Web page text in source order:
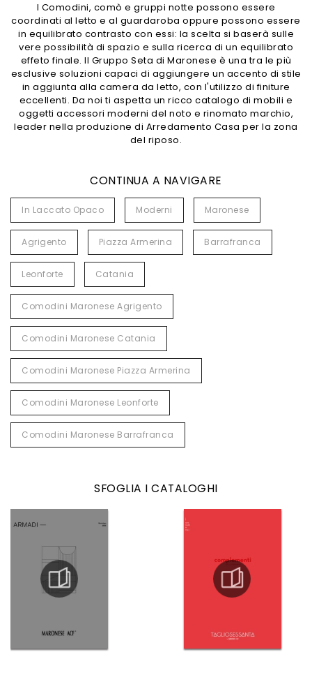
I Comodini, comò e gruppi notte possono essere
coordinati al letto e al guardaroba oppure possono essere
in equilibrato contrasto con essi: la scelta si baserà sulle
vere possibilità di spazio e sulla ricerca di un equilibrato
effeto finale. Il Gruppo Seta di Maronese è una tra le più
esclusive soluzioni capaci di aggiungere un accento di stile
in aggiunta alla camera da letto, con l'utilizzo di finiture
eccellenti. Da noi ti aspetta un ricco catalogo di mobili e
oggetti accessori moderni del noto e rinomato marchio,
leader nella produzione di Arredamento Casa per la zona
del riposo.
CONTINUA A NAVIGARE
In Laccato Opaco Moderni Maronese
Agrigento Piazza Armerina Barrafranca
Leonforte Catania
Comodini Maronese Agrigento
Comodini Maronese Catania
Comodini Maronese Piazza Armerina
Comodini Maronese Leonforte
Comodini Maronese Barrafranca
SFOGLIA I CATALOGHI